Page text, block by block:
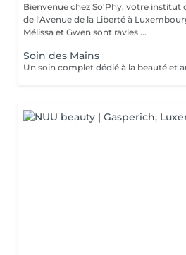
Bienvenue chez So'Phy, votre institut
de l'Avenue de la Liberté à Luxembourg. Sophie,
Mélissa et Gwen sont ravies ...
Soin des Mains